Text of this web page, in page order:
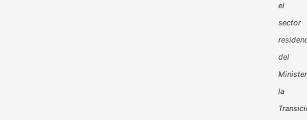
el
sector
del
la